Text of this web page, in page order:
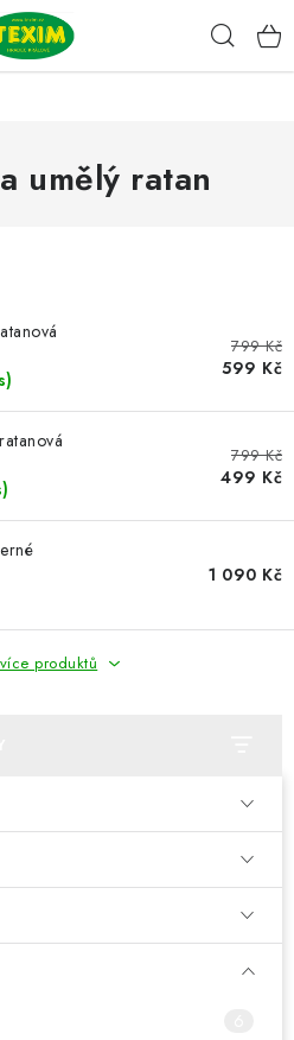
umělý ratan
799 Kč
599 Kč
799 Kč
499 Kč
1 090 Kč
produktů